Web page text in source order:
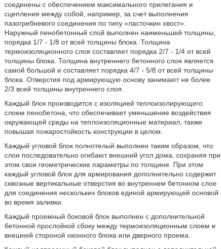
соединены с обеспечением максимального прилегания и
сцепления между собой, например, за счет выполнения
пазогребневого соединения по типу «ласточкин хвост».
Наружный пенобетонный слой выполнен наименьшей толщины,
порядка 1/7 - 1/8 от всей толщины блока. Толщина
термоизоляционного слоя составляет порядка 2/7 - 1/4 от всей
толщины блока. Толщина внутреннего бетонного слоя является
самой большой и составляет порядка 4/7 - 5/8 от всей толщины
блока. Отверстия под армирующую основу занимают не более
2/3 всей толщины внутреннего слоя.
Каждый блок производится с изоляцией теплоизолирующего
слоем пенобетона, что обеспечивает уменьшение воздействия
окружающей среды на теплоизоляционные материал, также
повышая пожаростойкость конструкции в целом.
Каждый угловой блок полнотелый выполнен таким образом, что
слои последовательно огибают внешний угол дома, сохраняя при
этом свои геометрические параметры по толщине. При этом
каждый угловой блок для армирования дополнительно содержит
сквозные вертикальные отверстия во внутреннем бетонном слое
для соединения нескольких блоков единой армирующей основой
во время заливки.
Каждый проемный боковой блок выполнен с дополнительной
бетонной прослойкой сбоку между термоизоляционным слоем и
внешней стороной оконного блока или дверного проема.